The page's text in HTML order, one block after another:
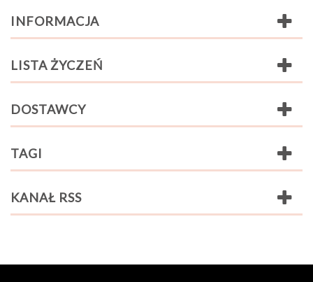
INFORMACJA
LISTA ŻYCZEŃ
DOSTAWCY
TAGI
KANAŁ RSS